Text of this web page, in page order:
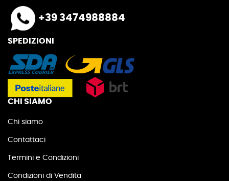
+39 3474988884
SPEDIZIONI
CHI SIAMO
Chi siamo
Contattaci
Termini e Condizioni
Condizioni di Vendita